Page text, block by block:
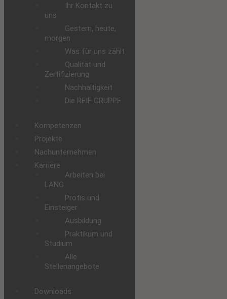
Ihr Kontakt zu
uns
Gestern, heute,
morgen
Was für uns zählt
Qualität und
Zertifizierung
Nachhaltigkeit
Die REIF GRUPPE
Kompetenzen
Projekte
Nachunternehmen
Karriere
Arbeiten bei
LANG
Profis und
Einsteiger
Ausbildung
Praktikum und
Studium
Alle
Stellenangebote
Downloads